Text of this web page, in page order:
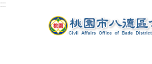
跳到主要內容區塊
:::